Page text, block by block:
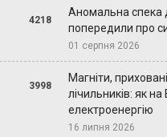
4218
Аномальна спека
попередили про
01 серпня 2026
3998
Магніти,
лічильників: як
електроенергію
16 липня 2026